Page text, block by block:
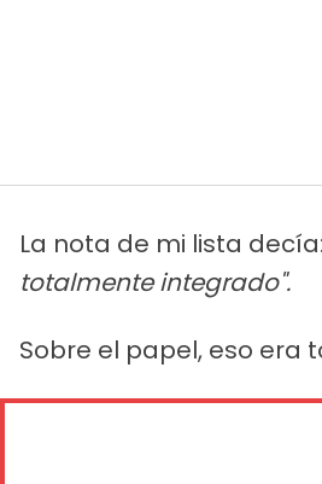
La nota de mi lista decía:
totalmente integrado".
Sobre el papel, eso era